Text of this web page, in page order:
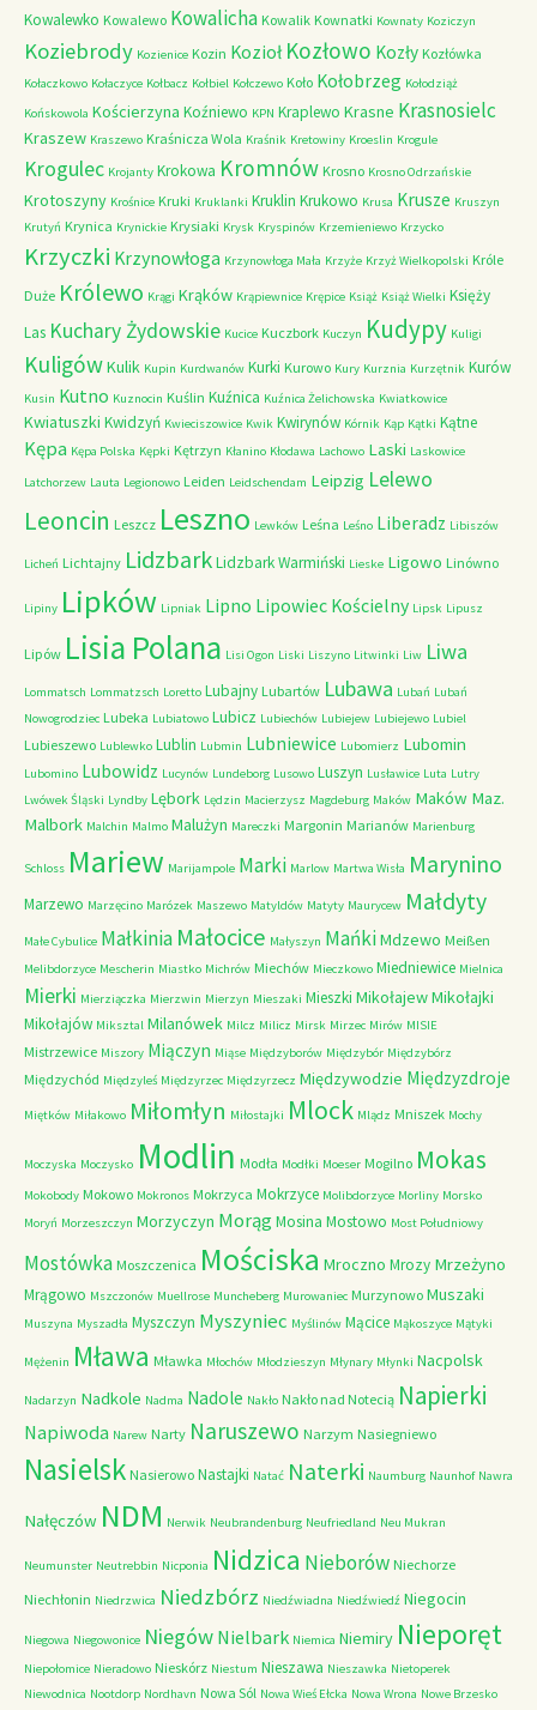
Kowalewko Kowalewo Kowalicha Kowalik Kownatki Kownaty Koziczyn
Koziebrody Kozienice Kozin Kozioł Kozłowo Kozły Kozłówka
Kołaczkowo Kołaczyce Kołbacz Kołbiel Kołczewo Koło Kołobrzeg Kołodziąż
Końskowola Kościerzyna Koźniewo KPN Kraplewo Krasne Krasnosielc
Kraszew Kraszewo Kraśnicza Wola Kraśnik Kretowiny Kroeslin Krogule
Krogulec Krojanty Krokowa Kromnów Krosno Krosno Odrzańskie
Krotoszyny Krośnice Kruki Kruklanki Kruklin Krukowo Krusa Krusze Kruszyn
Krutyń Krynica Krynickie Krysiaki Krysk Kryspinów Krzemieniewo Krzycko
Krzyczki Krzynowłoga Krzynowłoga Mała Krzyże Krzyż Wielkopolski Króle
Duże Królewo Krągi Krąków Krąpiewnice Krępice Książ Książ Wielki Księży
Las Kuchary Żydowskie Kucice Kuczbork Kuczyn Kudypy Kuligi
KuligówKulik Kupin Kurdwanów Kurki Kurowo Kury Kurznia Kurzętnik Kurów
Kusin Kutno Kuznocin Kuślin Kuźnica Kuźnica Żelichowska Kwiatkowice
Kwiatuszki Kwidzyń Kwieciszowice Kwik Kwirynów Kórnik Kąp Kątki Kątne
Kępa Kępa Polska Kępki Kętrzyn Kłanino Kłodawa Lachowo Laski Laskowice
Latchorzew Lauta Legionowo Leiden Leidschendam Leipzig Lelewo
Leoncin Leszcz Leszno Lewków Leśna Leśno Liberadz Libiszów
Licheń Lichtajny LidzbarkLidzbark Warmiński Lieske Ligowo Linówno
Lipiny Lipków Lipniak Lipno Lipowiec Kościelny Lipsk Lipusz
Lipów Lisia Polana Lisi Ogon Liski Liszyno Litwinki Liw Liwa
Lommatsch Lommatzsch Loretto Lubajny Lubartów Lubawa Lubań Lubań
Nowogrodziec Lubeka Lubiatowo Lubicz Lubiechów Lubiejew Lubiejewo Lubiel
Lubieszewo Lublewko Lublin Lubmin Lubniewice Lubomierz Lubomin
Lubomino Lubowidz Lucynów Lundeborg Lusowo Luszyn Lusławice Luta Lutry
Lwówek Śląski Lyndby Lębork Lędzin Macierzysz Magdeburg Maków Maków Maz.
Malbork Malchin Malmo Malużyn Mareczki Margonin Marianów Marienburg
Schloss Mariew Marijampole Marki Marlow Martwa Wisła Marynino
Marzewo Marzęcino Marózek Maszewo Matyldów Matyty Maurycew Małdyty
Małe Cybulice Małkinia Małocice Małyszyn MańkiMdzewo Meißen
Melibdorzyce Mescherin Miastko Michrów Miechów Mieczkowo Miedniewice Mielnica
Mierki Mierziączka Mierzwin Mierzyn Mieszaki Mieszki MikołajewMikołajki
Mikołajów Miksztal Milanówek Milcz Milicz Mirsk Mirzec Mirów MISIE
Mistrzewice Miszory Miączyn Miąse Międzyborów Międzybór Międzybórz
Międzychód Międzyleś Międzyrzec Międzyrzecz Międzywodzie Międzyzdroje
Miętków Miłakowo Miłomłyn Miłostajki Mlock Mlądz Mniszek Mochy
Moczyska Moczysko Modlin Modła Modłki Moeser Mogilno Mokas
Mokobody Mokowo Mokronos Mokrzyca Mokrzyce Molibdorzyce Morliny Morsko
Moryń Morzeszczyn Morzyczyn MorągMosina Mostowo Most Południowy
Mostówka Moszczenica Mościska Mroczno Mrozy Mrzeżyno
Mrągowo Mszczonów Muellrose Muncheberg Murowaniec Murzynowo Muszaki
Muszyna Myszadła Myszczyn Myszyniec Myślinów Mącice Mąkoszyce Mątyki
Mężenin Mława Mławka Młochów Młodzieszyn Młynary Młynki Nacpolsk
Nadarzyn Nadkole Nadma Nadole Nakło Nakło nad Notecią Napierki
Napiwoda Narew Narty Naruszewo Narzym Nasiegniewo
Nasielsk Nasierowo Nastajki Natać Naterki Naumburg Naunhof Nawra
Nałęczów NDM Nerwik Neubrandenburg Neufriedland Neu Mukran
Neumunster Neutrebbin Nicponia Nidzica Nieborów Niechorze
Niechłonin Niedrzwica Niedzbórz Niedźwiadna Niedźwiedź Niegocin
Niegowa Niegowonice Niegów Nielbark Niemica Niemiry Nieporęt
Niepołomice Nieradowo Nieskórz Niestum Nieszawa Nieszawka Nietoperek
Niewodnica Nootdorp Nordhavn Nowa Sól Nowa Wieś Ełcka Nowa Wrona Nowe Brzesko